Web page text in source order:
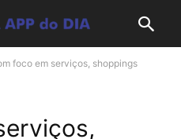
foco em serviços, shoppings